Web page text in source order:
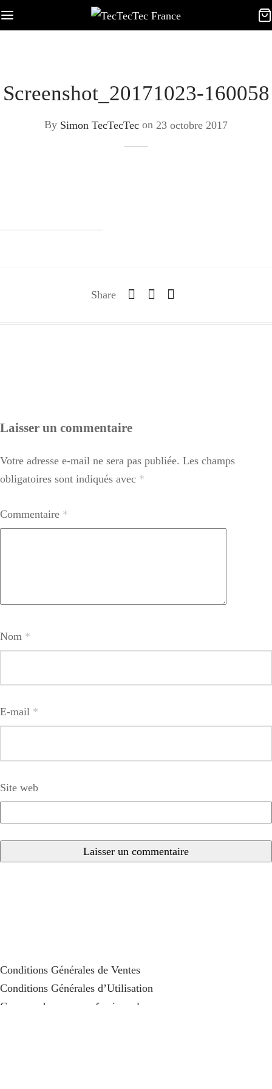
Screenshot_20171023-160058
By Simon TecTecTec on 23 octobre 2017
Share
Laisser un commentaire
Votre adresse e-mail ne sera pas publiée. Les champs
obligatoires sont indiqués avec *
Commentaire *
Nom *
E-mail *
Site web
Conditions Générales de Ventes
Conditions Générales d’Utilisation
Commandes pour professionnels